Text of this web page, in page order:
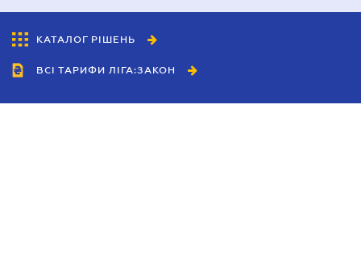
КАТАЛОГ РІШЕНЬ
ВСІ ТАРИФИ ЛІГА:ЗАКОН